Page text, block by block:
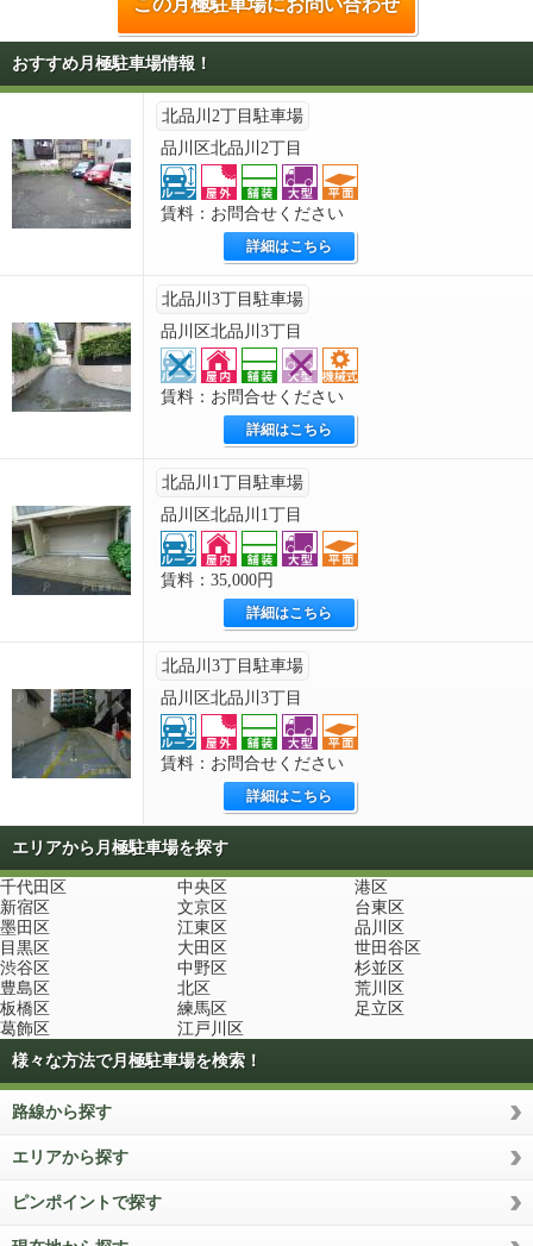
おすすめ月極駐車場情報！
北品川2丁目駐車場
品川区北品川2丁目
賃料：お問合せください
詳細はこちら
北品川3丁目駐車場
品川区北品川3丁目
賃料：お問合せください
詳細はこちら
北品川1丁目駐車場
品川区北品川1丁目
賃料：35,000円
詳細はこちら
北品川3丁目駐車場
品川区北品川3丁目
賃料：お問合せください
詳細はこちら
エリアから月極駐車場を探す
千代田区 中央区
港区
新宿区
文京区
台東区
墨田区
江東区
品川区
目黒区
大田区
世田谷区
渋谷区
中野区
杉並区
豊島区
北区
荒川区
板橋区
練馬区
足立区
葛飾区
江戸川区
様々な方法で月極駐車場を検索！
路線から探す
エリアから探す
ピンポイントで探す